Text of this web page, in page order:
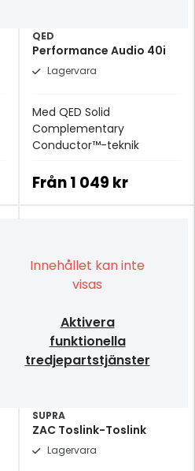
QED
Performance Audio 40i
Lagervara
Med QED Solid
Complementary
Conductor™-teknik
Från1 049 kr
Innehållet kan inte
visas
Aktivera
funktionella
tredjepartstjänster
SUPRA
ZAC Toslink-Toslink
Lagervara